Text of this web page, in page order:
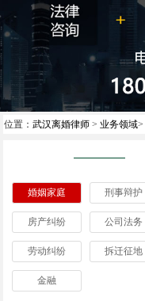
位置： 武汉离婚律师 > 业务领域>
婚姻家庭 刑事辩护
房产纠纷 公司法务
劳动纠纷 拆迁征地
金融